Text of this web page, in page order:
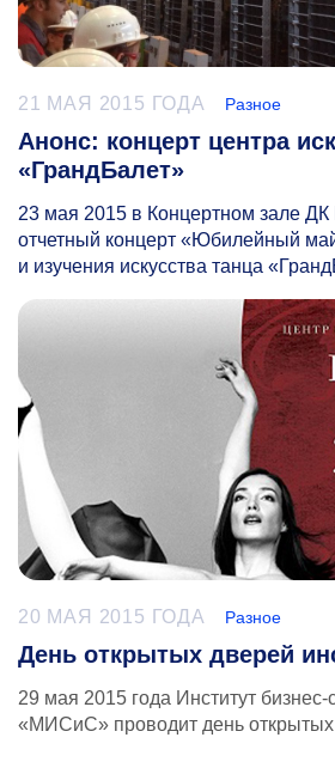
21 МАЯ 2015 ГОДА Разное
Анонс: концерт центра
«ГрандБалет»
23 мая 2015 в Концертном зале
отчетный концерт «Юбилейный
и изучения искусства танца
20 МАЯ 2015 ГОДА Разное
День открытых дверей
29 мая 2015 года Институт
«МИСиС» проводит день открытых